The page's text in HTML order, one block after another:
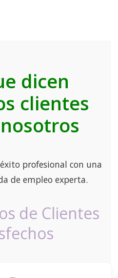
dicen
clientes
profesional con una
de empleo experta.
de Clientes